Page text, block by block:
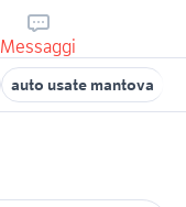
Messaggi
auto usate mantova